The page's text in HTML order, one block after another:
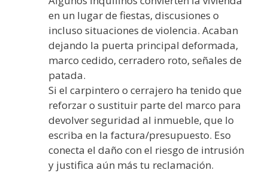
en un lugar de fiestas, discusiones o
incluso situaciones de violencia. Acaban
dejando la puerta principal deformada,
marco cedido, cerradero roto, señales de
patada.
Si el carpintero o cerrajero ha tenido que
reforzar o sustituir parte del marco para
devolver seguridad al inmueble, que lo
escriba en la factura/presupuesto. Eso
conecta el daño con el riesgo de intrusión
y justifica aún más tu reclamación.